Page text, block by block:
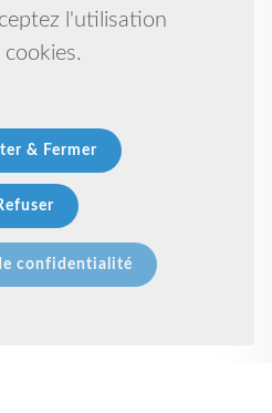
l'utilisation
cookies.
& Fermer
confidentialité